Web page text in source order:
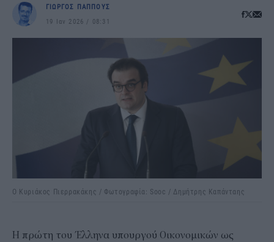
ΓΙΩΡΓΟΣ ΠΑΠΠΟΥΣ
19 Ιαν 2026
08:31
Ο Κυριάκος Πιερρακάκης / Φωτογραφία: Sooc / Δημήτρης Καπάνταης
Η πρώτη του Έλληνα υπουργού Οικονομικών ως